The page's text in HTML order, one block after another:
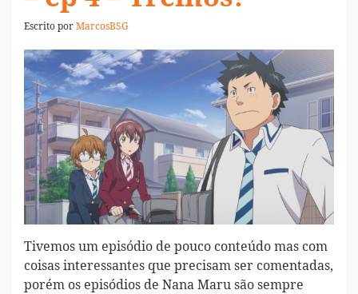
Escrito porMarcosBSG
Tivemos um episódio de pouco conteúdo mas com
coisas interessantes que precisam ser comentadas,
porém os episódios de Nana Maru são sempre